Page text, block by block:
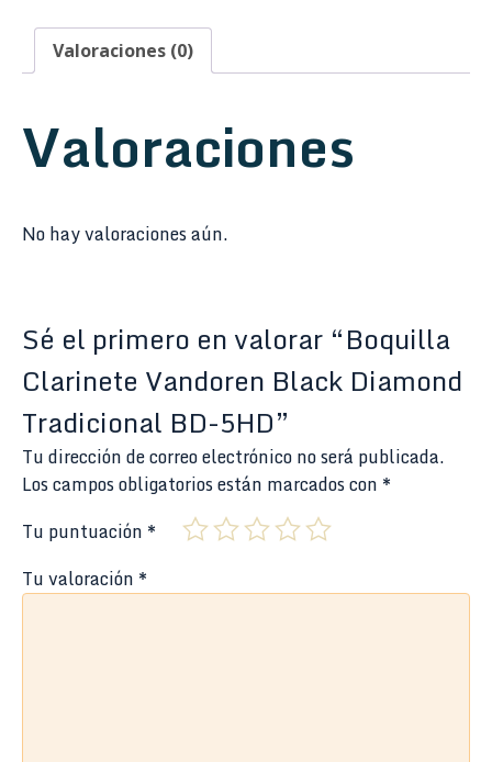
Valoraciones (0)
Valoraciones
No hay valoraciones aún.
Sé el primero en valorar “Boquilla
Clarinete Vandoren Black Diamond
Tradicional BD-5HD”
Tu dirección de correo electrónico no será publicada.
Los campos obligatorios están marcados con *
Tu puntuación *
Tu valoración *